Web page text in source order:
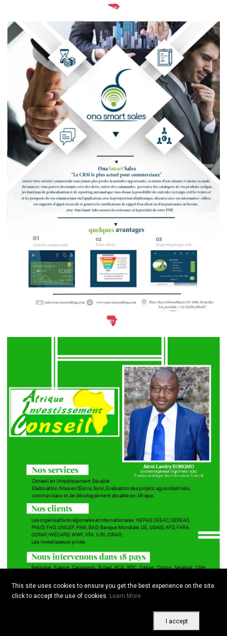
This site uses cookies to ensure you get the best experience on the site.
click to accept the use of cookies. Learn More
I accept